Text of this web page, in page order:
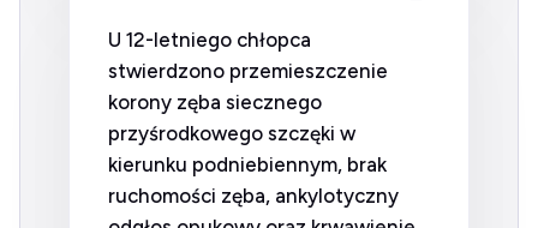
U 12-letniego chłopca
stwierdzono przemieszczenie
korony zęba siecznego
przyśrodkowego szczęki w
kierunku podniebiennym, brak
ruchomości zęba, ankylotyczny